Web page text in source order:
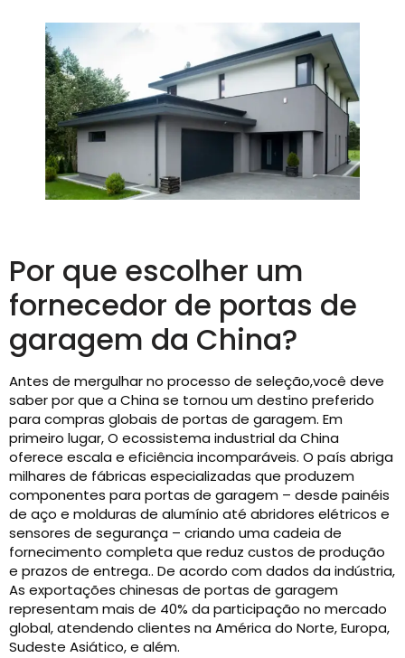
Por que escolher um
fornecedor de portas de
garagem da China?
Antes de mergulhar no processo de seleção,você deve
saber por que a China se tornou um destino preferido
para compras globais de portas de garagem. Em
primeiro lugar, O ecossistema industrial da China
oferece escala e eficiência incomparáveis. O país abriga
milhares de fábricas especializadas que produzem
componentes para portas de garagem – desde painéis
de aço e molduras de alumínio até abridores elétricos e
sensores de segurança – criando uma cadeia de
fornecimento completa que reduz custos de produção
e prazos de entrega.. De acordo com dados da indústria,
As exportações chinesas de portas de garagem
representam mais de 40% da participação no mercado
global, atendendo clientes na América do Norte, Europa,
Sudeste Asiático, e além.